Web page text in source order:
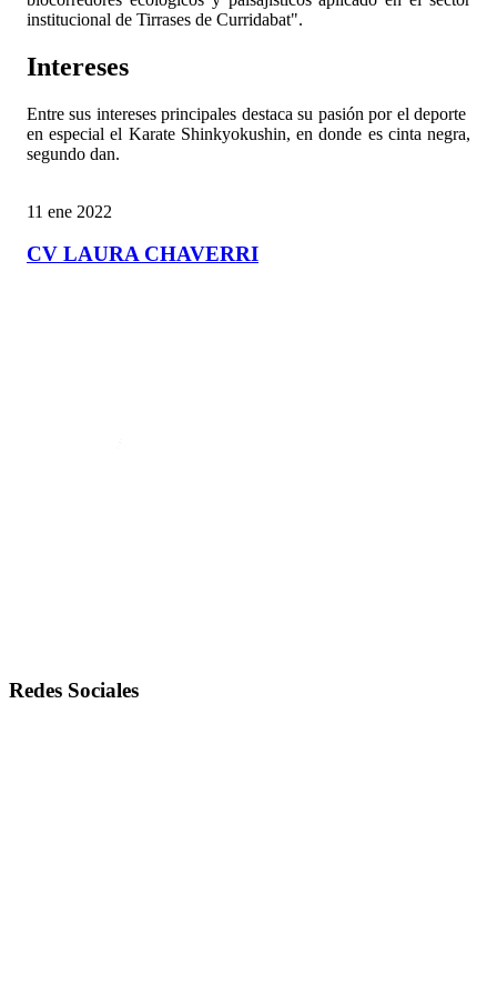
institucional de Tirrases de Curridabat".
Intereses
Entre sus intereses principales destaca su pasión por el deporte
en especial el Karate Shinkyokushin, en donde es cinta negra,
segundo dan.
11 ene 2022
CV LAURA CHAVERRI
Redes Sociales